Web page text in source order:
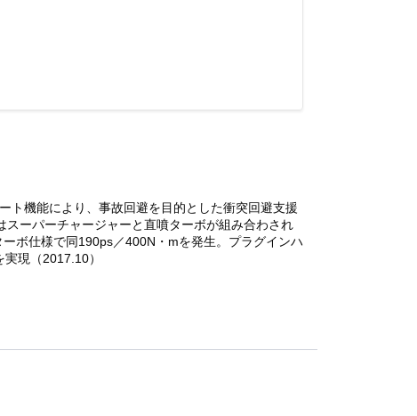
ト機能により、事故回避を目的とした衝突回避支援
ーパーチャージャーと直噴ターボが組み合わされ
ボ仕様で同190ps／400N・mを発生。プラグインハ
現（2017.10）